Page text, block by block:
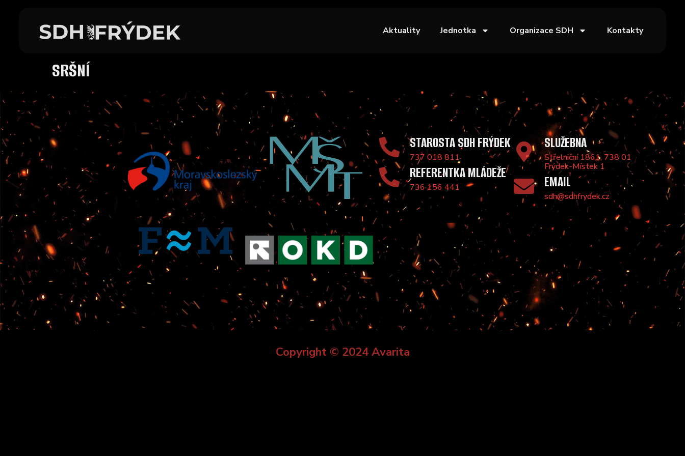
Aktuality Jednotka Organizace SDH Kontakty
SRŠNÍ
SLUŽEBNA
Střelniční 1861, 738 01
Frýdek-Místek 1
EMAIL
sdh@sdhfrydek.cz
STAROSTA SDH FRÝDEK
737 018 811
REFERENTKA MLÁDEŽE
736 156 441
Copyright © 2024 Avarita